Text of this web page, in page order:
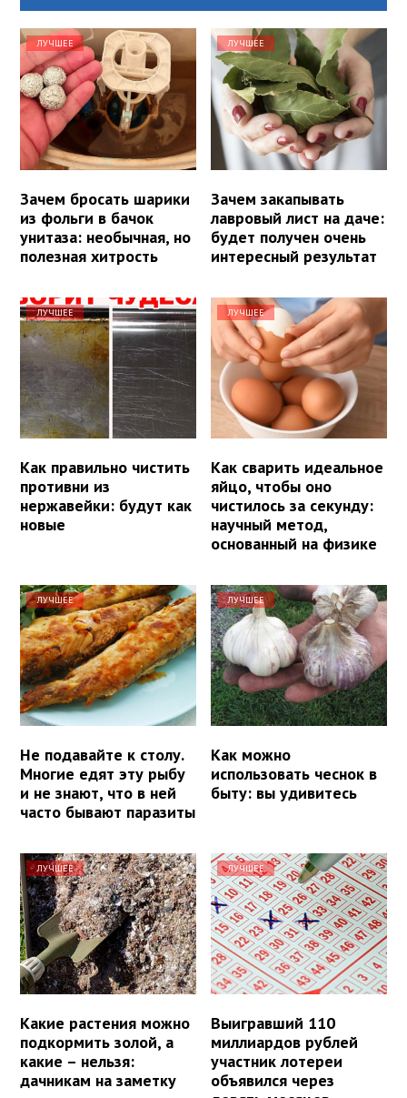
ЛУЧШЕЕ
Зачем бросать шарики
из фольги в бачок
унитаза: необычная, но
полезная хитрость
ЛУЧШЕЕ
Зачем закапывать
лавровый лист на даче:
будет получен очень
интересный результат
ЛУЧШЕЕ
Как правильно чистить
противни из
нержавейки: будут как
новые
ЛУЧШЕЕ
Как сварить идеальное
яйцо, чтобы оно
чистилось за секунду:
научный метод,
основанный на физике
ЛУЧШЕЕ
Не подавайте к столу.
Многие едят эту рыбу
и не знают, что в ней
часто бывают паразиты
ЛУЧШЕЕ
Как можно
использовать чеснок в
быту: вы удивитесь
ЛУЧШЕЕ
Какие растения можно
подкормить золой, а
какие – нельзя:
дачникам на заметку
ЛУЧШЕЕ
Выигравший 110
миллиардов рублей
участник лотереи
объявился через